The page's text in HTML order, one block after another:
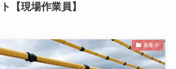
【現場作業員】
募集中